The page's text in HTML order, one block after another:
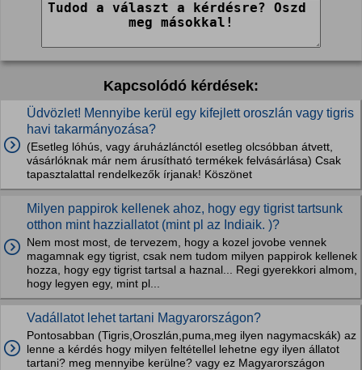
Kapcsolódó kérdések:
Üdvözlet! Mennyibe kerül egy kifejlett oroszlán vagy tigris
havi takarmányozása?
(Esetleg lóhús, vagy áruházlánctól esetleg olcsóbban átvett,
vásárlóknak már nem árusítható termékek felvásárlása) Csak
tapasztalattal rendelkezők írjanak! Köszönet
Milyen pappirok kellenek ahoz, hogy egy tigrist tartsunk
otthon mint hazziallatot (mint pl az Indiaik. )?
Nem most most, de tervezem, hogy a kozel jovobe vennek
magamnak egy tigrist, csak nem tudom milyen pappirok kellenek
hozza, hogy egy tigrist tartsal a haznal... Regi gyerekkori almom,
hogy legyen egy, mint pl...
Vadállatot lehet tartani Magyarországon?
Pontosabban (Tigris,Oroszlán,puma,meg ilyen nagymacskák) az
lenne a kérdés hogy milyen feltétellel lehetne egy ilyen állatot
tartani? meg mennyibe kerülne? vagy ez Magyarországon